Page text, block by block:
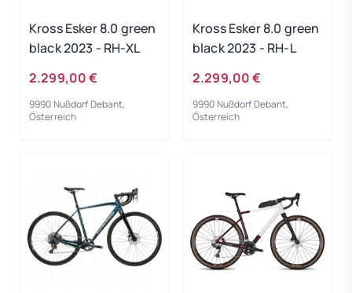
Kross Esker 8.0 green
black 2023 - RH-XL
2.299,00 €
9990 Nußdorf Debant,
Österreich
Kross Esker 8.0 green
black 2023 - RH-L
2.299,00 €
9990 Nußdorf Debant,
Österreich